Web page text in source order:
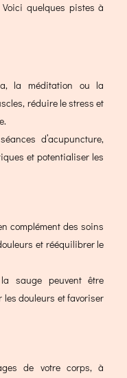
quelques pistes à
la méditation ou la
réduire le stress et
d’acupuncture,
et potentialiser les
complément des soins
et rééquilibrer le
sauge peuvent être
douleurs et favoriser
de votre corps, à